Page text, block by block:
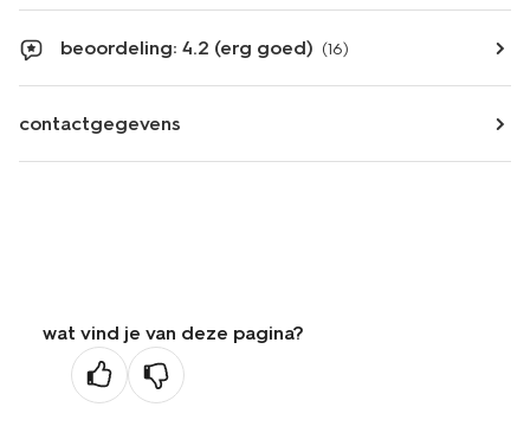
beoordeling: 4.2 (erg goed) (16)
contactgegevens
wat vind je van deze pagina?